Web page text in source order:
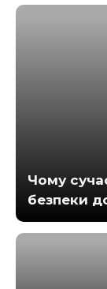
Чому
безпеки